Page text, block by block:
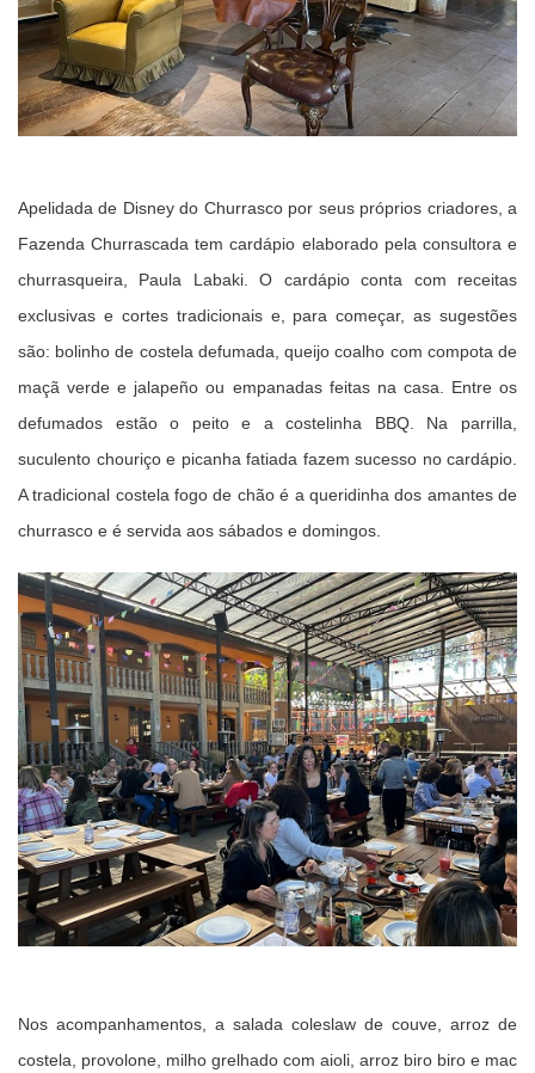
Apelidada de Disney do Churrasco por seus próprios criadores, a
Fazenda Churrascada tem cardápio elaborado pela consultora e
churrasqueira, Paula Labaki.O cardápio conta com receitas
exclusivas e cortes tradicionais e, para começar, as sugestões
são: bolinho de costela defumada, queijo coalho com compota de
maçã verde e jalapeño ou empanadas feitas na casa. Entre os
defumados estão o peito e a costelinha BBQ. Na parrilla,
suculento chouriço e picanha fatiada fazem sucesso no cardápio.
A tradicional costela fogo de chão é a queridinha dos amantes de
churrasco e é servida aos sábados e domingos.
Nos acompanhamentos, a salada coleslaw de couve, arroz de
costela, provolone, milho grelhado com aioli, arroz biro biro e mac